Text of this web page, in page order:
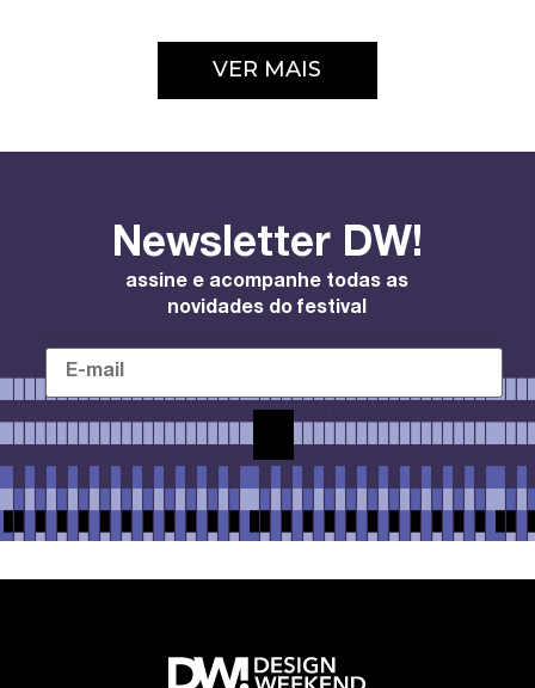
VER MAIS
Newsletter DW!
assine e acompanhe todas as
novidades do festival